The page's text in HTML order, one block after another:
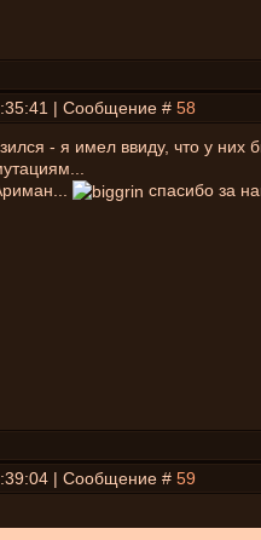
| Сообщение # 58
- я имел ввиду, что у них
спасибо за
| Сообщение # 59